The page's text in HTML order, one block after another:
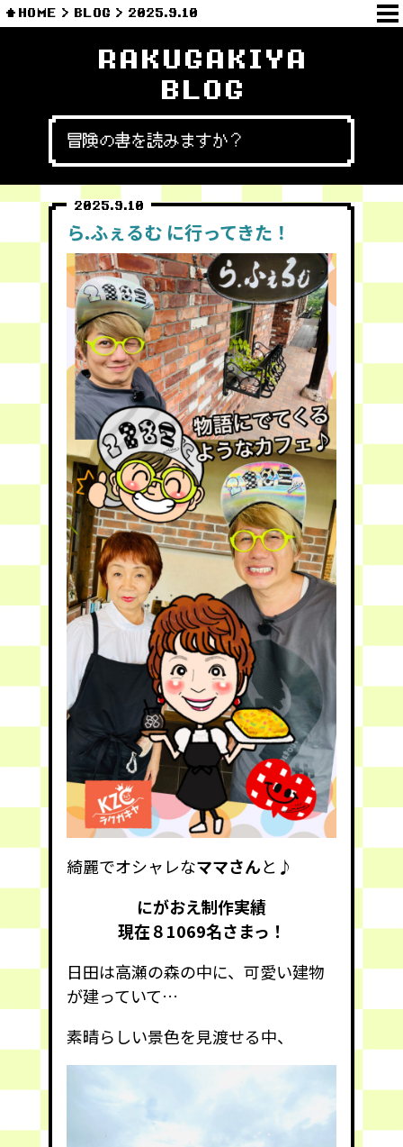
HOME BLOG 2025.9.10
RAKUGAKIYA
BLOG
冒険の書を読みますか？
2025.9.10
ら.ふぇるむ に行ってきた！
綺麗でオシャレなママさんと♪
にがおえ制作実績
現在８1069名さまっ！
日田は高瀬の森の中に、可愛い建物
が建っていて…
素晴らしい景色を見渡せる中、